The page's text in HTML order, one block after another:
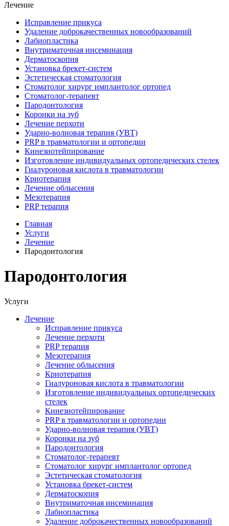
Лечение
Исправление прикуса
Удаление доброкачественных новообразований
Лабиопластика
Внутриматочная инсеминация
Дерматоскопия
Установка брекет-систем
Эстетическая стоматология
Стоматолог хирург имплантолог ортопед
Стоматолог-терапевт
Пародонтология
Коронки на зуб
Лечение перхоти
Ударно-волновая терапия (УВТ)
PRP в травматологии и ортопедии
Кинезиотейпирование
Изготовление индивидуальных ортопедических стелек
Гиалуроновая кислота в травматологии
Криотерапия
Лечение облысения
Мезотерапия
PRP терапия
Главная
Услуги
Лечение
Пародонтология
Пародонтология
Услуги
Лечение
Исправление прикуса
Лечение перхоти
PRP терапия
Мезотерапия
Лечение облысения
Криотерапия
Гиалуроновая кислота в травматологии
Изготовление индивидуальных ортопедических
стелек
Кинезиотейпирование
PRP в травматологии и ортопедии
Ударно-волновая терапия (УВТ)
Коронки на зуб
Пародонтология
Стоматолог-терапевт
Стоматолог хирург имплантолог ортопед
Эстетическая стоматология
Установка брекет-систем
Дерматоскопия
Внутриматочная инсеминация
Лабиопластика
Удаление доброкачественных новообразований